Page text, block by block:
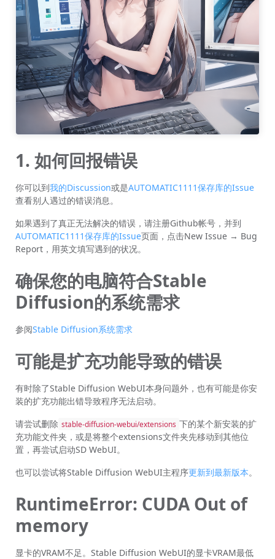
1. 如何回报错误
你可以到我的Discussion或是AUTOMATIC1111保存库的Issue
查看别人遇过的错误消息。
如果遇到了真正无法解决的错误，请注册Github帐号，并到
AUTOMATIC1111保存库的Issue页面，点击New Issue → Bug
Report，用英文填写遇到的状况。
确保您的电脑符合Stable
Diffusion的系统需求
参阅Stable Diffusion系统需求
可能是扩充功能导致的错误
有时除了Stable Diffusion WebUI本身问题外，也有可能是你安
装的扩充功能出错导致程序无法启动。
请尝试删除 stable-diffusion-webui/extensions 下的某个新安装的扩
充功能文件夹，或是将整个extensions文件夹先移动到其他位
置，再尝试启动SD WebUI。
也可以尝试将Stable Diffusion WebUI主程序更新到最新版本。
RuntimeError: CUDA Out of
memory
显卡的VRAM不足。Stable Diffusion WebUI的显卡VRAM最低